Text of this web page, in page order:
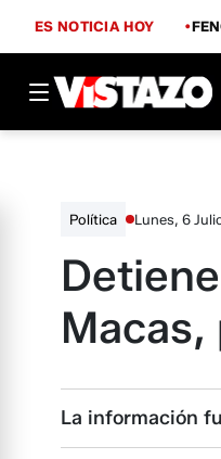
ES NOTICIA HOY
Política Lunes, 6
La información